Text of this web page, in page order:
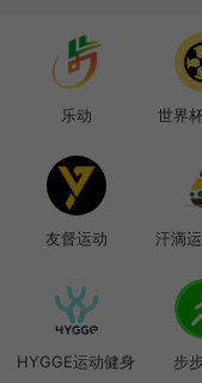
乐动 世界
友督运动 汗滴
HYGGE运动健身 步